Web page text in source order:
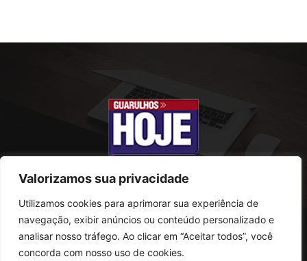
Valorizamos sua privacidade
Utilizamos cookies para aprimorar sua experiência de
navegação, exibir anúncios ou conteúdo personalizado e
analisar nosso tráfego. Ao clicar em “Aceitar todos”, você
concorda com nosso uso de cookies.
SOBRE NÓS
Rua Conselheiro Antonio Prado, 121